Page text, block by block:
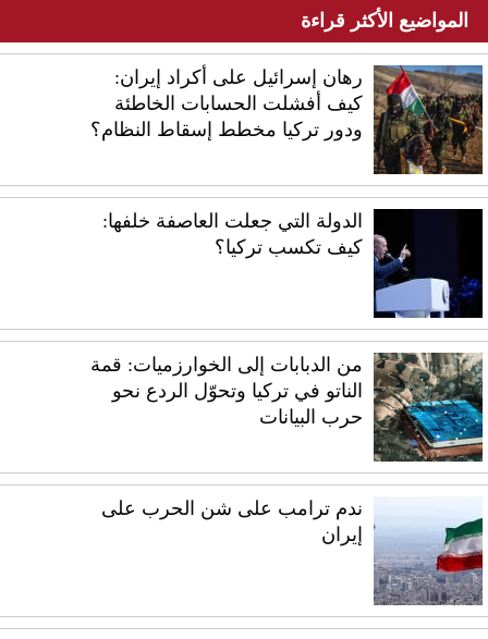
المواضيع الأكثر قراءة
رهان إسرائيل على أكراد إيران:
كيف أفشلت الحسابات الخاطئة
ودور تركيا مخطط إسقاط النظام؟
الدولة التي جعلت العاصفة خلفها:
كيف تكسب تركيا؟
من الدبابات إلى الخوارزميات: قمة
الناتو في تركيا وتحوّل الردع نحو
حرب البيانات
ندم ترامب على شن الحرب على
إيران